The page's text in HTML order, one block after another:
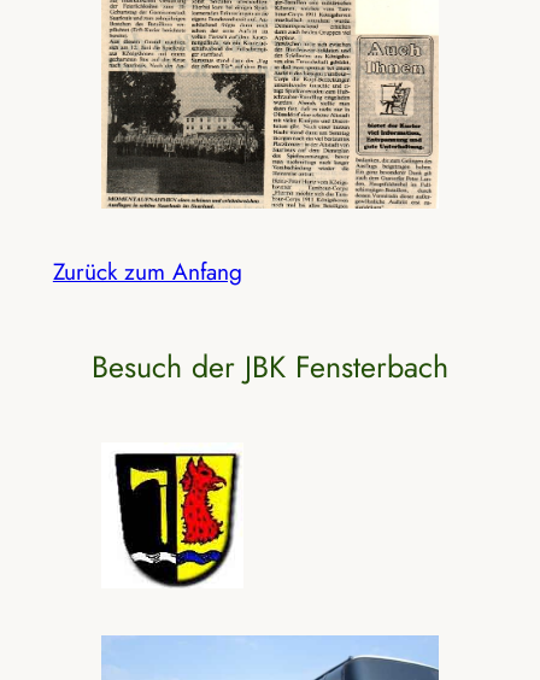
Zurück zum Anfang
Besuch der JBK Fensterbach